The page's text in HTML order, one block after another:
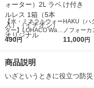
【水・ミネラルウォー
ター】LOHACO Wate
r（ロハコウォータ
シ） オリジナル
490円
HAKU（
ノフォー
5ｇ 資生
11,000円
商品説明
いざというときに役立つ防災